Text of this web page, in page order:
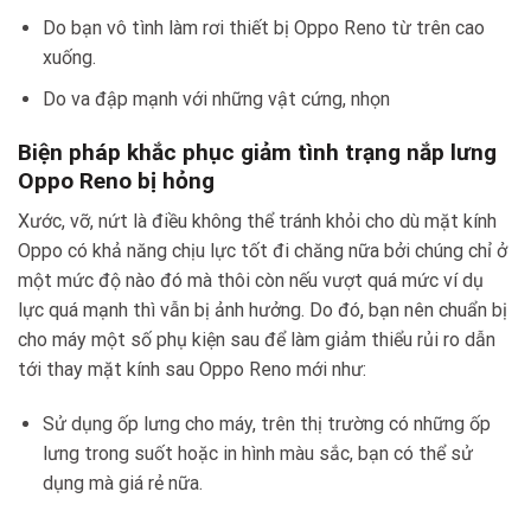
Do bạn vô tình làm rơi thiết bị Oppo Reno từ trên cao
xuống.
Do va đập mạnh với những vật cứng, nhọn
Biện pháp khắc phục giảm tình trạng nắp lưng
Oppo Reno bị hỏng
Xước, vỡ, nứt là điều không thể tránh khỏi cho dù mặt kính
Oppo có khả năng chịu lực tốt đi chăng nữa bởi chúng chỉ ở
một mức độ nào đó mà thôi còn nếu vượt quá mức ví dụ
lực quá mạnh thì vẫn bị ảnh hưởng. Do đó, bạn nên chuẩn bị
cho máy một số phụ kiện sau để làm giảm thiểu rủi ro dẫn
tới thay mặt kính sau Oppo Reno mới như:
Sử dụng ốp lưng cho máy, trên thị trường có những ốp
lưng trong suốt hoặc in hình màu sắc, bạn có thể sử
dụng mà giá rẻ nữa.